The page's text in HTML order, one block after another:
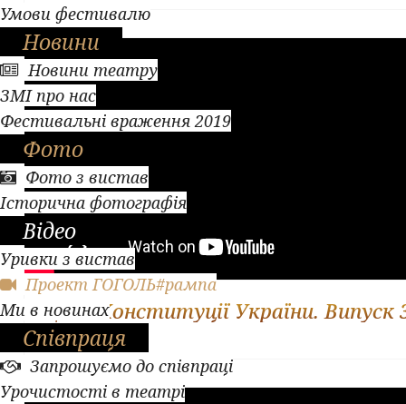
Умови фестивалю
Новини
Новини театру
ЗМІ про нас
Фестивальні враження 2019
Фото
Фото з вистав
Історична фотографія
Відео
Уривки з вистав
Проект ГОГОЛЬ#рампа
Ми в новинах
Співпраця
Запрошуємо до співпраці
Урочистості в театрі
День Конституції України. Випуск